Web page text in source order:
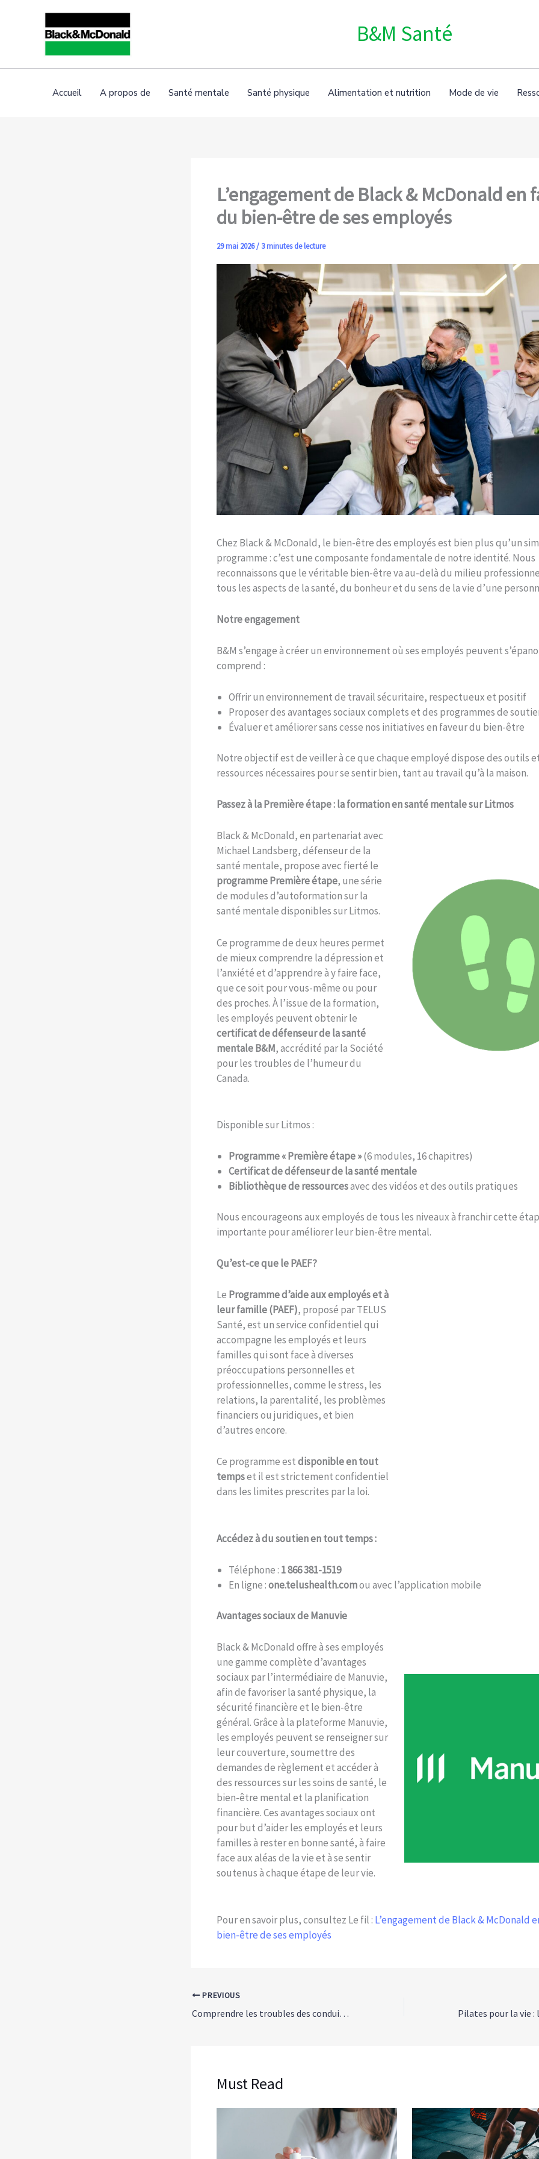
B&M Santé
Accueil A propos de Santé mentale Santé physique Alimentation et nutrition Mode de vie
L’engagement de Black & McDonald en
du bien-être de ses employés
29 mai 2026/ 3 minutes de lecture
Chez Black & McDonald, le bien-être des employés est bien plus qu’un
programme : c’est une composante fondamentale de notre identité. Nous
reconnaissons que le véritable bien-être va au-delà du milieu
tous les aspects de la santé, du bonheur et du sens de la vie d’une
Notre engagement
B&M s’engage à créer un environnement où ses employés peuvent
comprend :
Offrir un environnement de travail sécuritaire, respectueux et positif
Proposer des avantages sociaux complets et des programmes de
Évaluer et améliorer sans cesse nos initiatives en faveur du bien-être
Notre objectif est de veiller à ce que chaque employé dispose des outils
ressources nécessaires pour se sentir bien, tant au travail qu’à la maison.
Passez à la Première étape : la formation en santé mentale sur Litmos
Black & McDonald, en partenariat avec
Michael Landsberg, défenseur de la
santé mentale, propose avec fierté le
programme Première étape, une série
de modules d’autoformation sur la
santé mentale disponibles sur Litmos.
Ce programme de deux heures permet
de mieux comprendre la dépression et
l’anxiété et d’apprendre à y faire face,
que ce soit pour vous-même ou pour
des proches. À l’issue de la formation,
les employés peuvent obtenir le
certificat de défenseur de la santé
mentale B&M, accrédité par la Société
pour les troubles de l’humeur du
Canada.
Disponible sur Litmos :
Programme « Première étape »(6 modules, 16 chapitres)
Certificat de défenseur de la santé mentale
Bibliothèque de ressourcesavec des vidéos et des outils pratiques
Nous encourageons aux employés de tous les niveaux à franchir cette
importante pour améliorer leur bien-être mental.
Qu’est-ce que le PAEF?
Le Programme d’aide aux employés et à
leur famille (PAEF), proposé par TELUS
Santé, est un service confidentiel qui
accompagne les employés et leurs
familles qui sont face à diverses
préoccupations personnelles et
professionnelles, comme le stress, les
relations, la parentalité, les problèmes
financiers ou juridiques, et bien
d’autres encore.
Ce programme estdisponible en tout
tempset il est strictement confidentiel
dans les limites prescrites par la loi.
Accédez à du soutien en tout temps :
Téléphone : 1 866 381-1519
En ligne :one.telushealth.comou avec l’application mobile
Avantages sociaux de Manuvie
Black & McDonald offre à ses employés
une gamme complète d’avantages
sociaux par l’intermédiaire de Manuvie,
afin de favoriser la santé physique, la
sécurité financière et le bien-être
général. Grâce à la plateforme Manuvie,
les employés peuvent se renseigner sur
leur couverture, soumettre des
demandes de règlement et accéder à
des ressources sur les soins de santé, le
bien-être mental et la planification
financière. Ces avantages sociaux ont
pour but d’aider les employés et leurs
familles à rester en bonne santé, à faire
face aux aléas de la vie et à se sentir
soutenus à chaque étape de leur vie.
Pour en savoir plus, consultez Le fil : L’engagement de Black & McDonald
bien-être de ses employés
PREVIOUS
Comprendre les troubles des conduites alimentaires : signes, causes et soutien
Must Read